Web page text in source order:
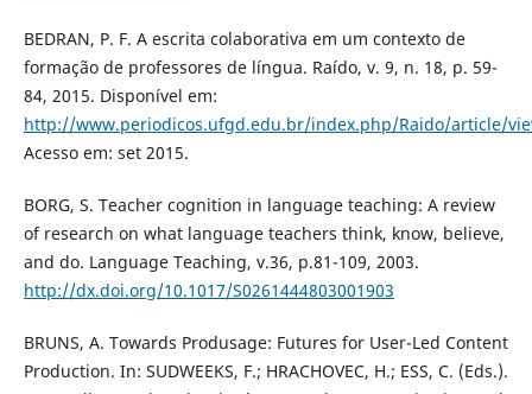
BEDRAN, P. F. A escrita colaborativa em um contexto de
formação de professores de língua. Raído, v. 9, n. 18, p. 59-
84, 2015. Disponível em:
http://www.periodicos.ufgd.edu.br/index.php/Raido/article/
Acesso em: set 2015.
BORG, S. Teacher cognition in language teaching: A review
of research on what language teachers think, know, believe,
and do. Language Teaching, v.36, p.81-109, 2003.
http://dx.doi.org/10.1017/S0261444803001903
BRUNS, A. Towards Produsage: Futures for User-Led Content
Production. In: SUDWEEKS, F.; HRACHOVEC, H.; ESS, C. (Eds.).